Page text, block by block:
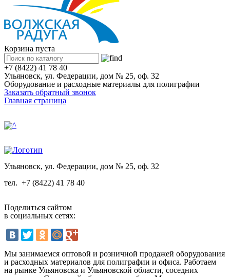
Корзина пуста
+7 (8422) 41 78 40
Ульяновск, ул. Федерации, дом № 25, оф. 32
Оборудование и расходные материалы для полиграфии
Заказать обратный звонок
Главная страница
Ульяновск, ул. Федерации, дом № 25, оф. 32
тел. +7 (8422) 41 78 40
Поделиться сайтом
в социальных сетях:
Мы занимаемся оптовой и розничной продажей оборудования
и расходных материалов для полиграфии и офиса. Работаем
на рынке Ульяновска и Ульяновской области, соседних